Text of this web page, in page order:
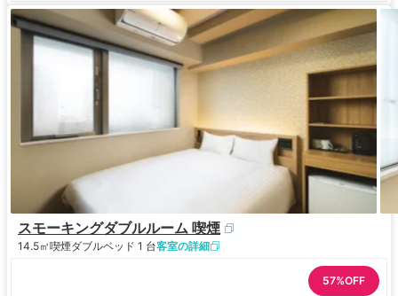
スモーキングダブルルーム 喫煙
14.5㎡喫煙ダブルベッド 1 台客室の詳細
57%OFF